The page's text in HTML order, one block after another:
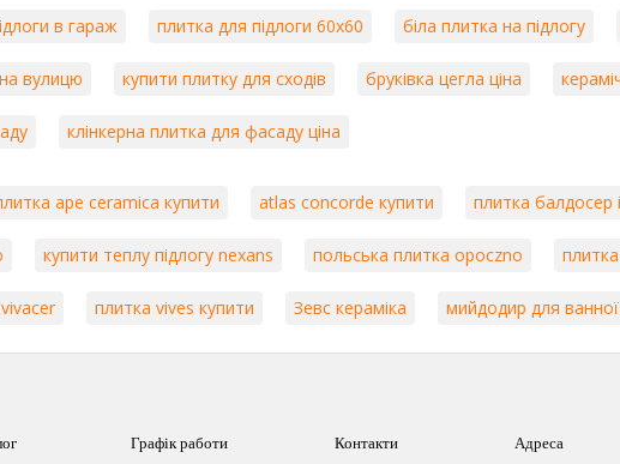
в гараж плитка для підлоги 60х60 біла плитка на підлогу
вулицю купити плитку для сходів бруківка цегла ціна
клінкерна плитка для фасаду ціна
ape ceramica купити atlas concorde купити плитка балдосер
купити теплу підлогу nexans польська плитка opoczno
vivacer плитка vives купити Зевс кераміка мийдодир для ванної
Графік работи Контакти Адреса